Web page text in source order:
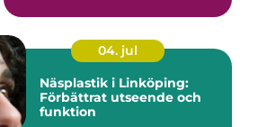
04. jul
Näsplastik i Linköping:
Förbättrat utseende och
funktion